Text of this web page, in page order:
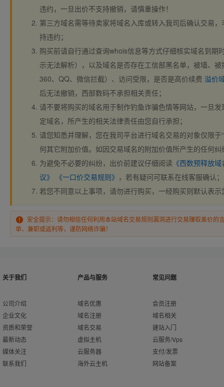
违约，一旦出价不支持撤销，请慎重操作！
第三方域名需等待卖家将域名入库或转入我司后确认交易
持违约；
购买前请自行通过查询whois信息等方式仔细核实域名到期
示无法解析），以及域名是否存在工信部黑名单，被墙、
360、QQ、微信拦截）、访问受限，是否是高价续费 溢价
后无法撤销，西部数码不承担相关责任；
请不要将购买的域名用于制作钓鱼诈骗色情等网站，一旦
定域名，所产生的相关法律责任由您自行承担；
请您知悉并理解，您在我司平台进行域名交易的对象仅限于
何其它附加价值。如因交易域名的附加价值所产生的任何
为避免不必要的纠纷，出价前建议仔细阅读 《西数预释放
议》
《一口价交易规则》 ，若有疑问可联系在线客服确认；
若您不同意以上事项，请勿进行购买，一经购买则默认表
安全提示：请勿相信任何利用本站域名交易规则漏洞进行交易赚取差价的
单、兼职或返利等，谨防网络诈骗！
关于我们
公司介绍
企业文化
资质和荣誉
最新动态
媒体关注
联系我们
产品与服务
域名优惠
域名注册
域名交易
虚拟主机
云服务器
海外云主机
常见问题
会员注册
域名相关
建站入门
云服务/Vps
支付/发票
网站备案